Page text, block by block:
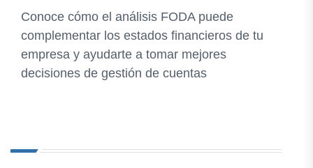
Conoce cómo el análisis FODA puede
complementar los estados financieros de tu
empresa y ayudarte a tomar mejores
decisiones de gestión de cuentas